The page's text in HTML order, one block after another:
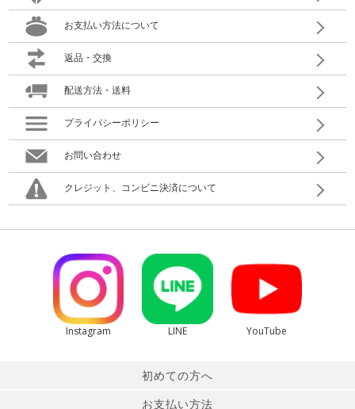
お支払い方法について
返品・交換
配送方法・送料
プライバシーポリシー
お問い合わせ
クレジット、コンビニ決済について
Instagram LINE YouTube
初めての方へ
お支払い方法